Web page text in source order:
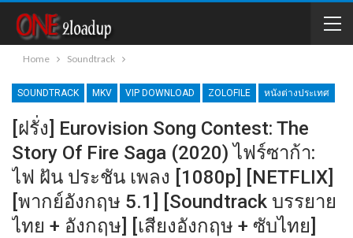
Home Soundtrack
SOUNDTRACK MKV VIP DOWNLOAD ZOLOFILE หนังต่างประเทศ
[ฝรั่ง] Eurovision Song Contest: The
Story Of Fire Saga (2020) ไฟร์ซาก้า:
ไฟ ฝัน ประชัน เพลง [1080p] [NETFLIX]
[พากย์อังกฤษ 5.1] [Soundtrack บรรยาย
ไทย + อังกฤษ] [เสียงอังกฤษ + ซับไทย]